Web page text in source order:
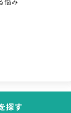
探す